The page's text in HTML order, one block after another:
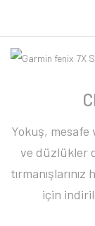
Yokuş, mesafe
ve düzlükler
için